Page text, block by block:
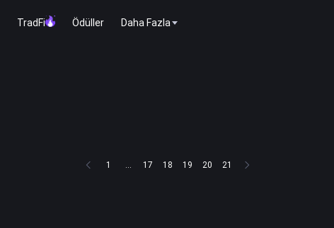
TradFi Ödüller Daha Fazla
1 ... 17 18 19 20 21